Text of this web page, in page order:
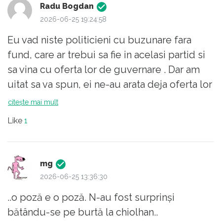
Radu Bogdan
2026-06-25 19:24:58
Eu vad niste politicieni cu buzunare fara
fund, care ar trebui sa fie in acelasi partid si
sa vina cu oferta lor de guvernare . Dar am
uitat sa va spun, ei ne-au arata deja oferta lor
de guvernare, mai toti au fost ministri in
excelenta de azi. Si cum au facut o treaba
atat de buna , isi ofera serviciile din nou ,
gata sa se jertfeasca pentru stabilitate. Cam
a pozei este o ciurda imensa de dobitoci
fermecati de acest grup, numai pentru ca au
citește mai mult
Like 1
mg
2026-06-25 13:36:30
..o poză e o poză. N-au fost surprinși
bătându-se pe burtă la chiolhan..